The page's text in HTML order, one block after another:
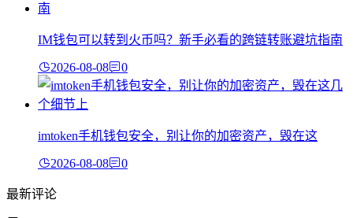
IM钱包可以转到火币吗？新手必看的跨链转账避坑指南
2026-08-08 0
imtoken手机钱包安全，别让你的加密资产，毁在这
2026-08-08 0
最新评论